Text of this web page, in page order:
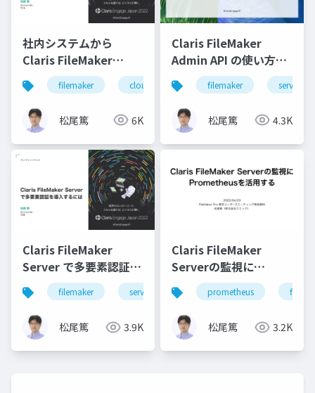
社内システムから
Claris FileMaker
Cloud に接続する際に
知っておきたいポイン
ト
filemaker cloud
松尾篤 6K
Claris FileMaker
Admin API の使い方と
最新情報filemaker server
松尾篤 4.3K
Claris FileMaker
Server で多要素認証を
導入するには
filemaker server security mfa
松尾篤 3.9K
Claris FileMaker
Serverの監視に
Prometheusを活用す
る
prometheus
松尾篤 3.2K